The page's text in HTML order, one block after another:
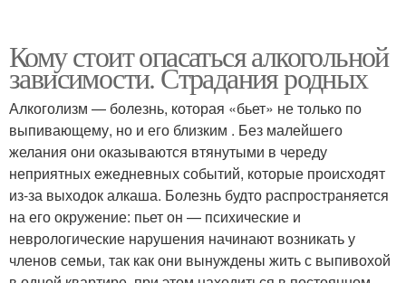
Кому стоит опасаться алкогольной
зависимости. Страдания родных
Алкоголизм — болезнь, которая «бьет» не только по
выпивающему, но и его близким . Без малейшего
желания они оказываются втянутыми в череду
неприятных ежедневных событий, которые происходят
из-за выходок алкаша. Болезнь будто распространяется
на его окружение: пьет он — психические и
неврологические нарушения начинают возникать у
членов семьи, так как они вынуждены жить с выпивохой